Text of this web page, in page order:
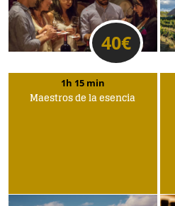
40€
1h 15 min
Maestros de la esencia